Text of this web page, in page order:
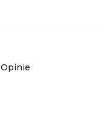
Opinie